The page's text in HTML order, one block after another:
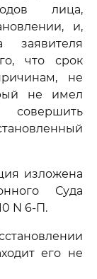
лица,
и,
заявителя
что срок
не
не имел
изложена
Суда
N 6-П.
его не